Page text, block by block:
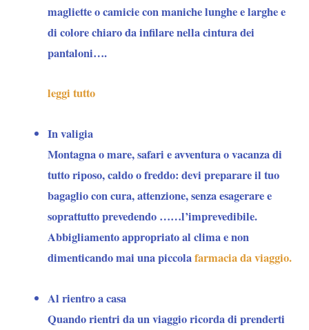
magliette o camicie con maniche lunghe e larghe e
di colore chiaro da infilare nella cintura dei
pantaloni….
leggi tutto
In valigia
Montagna o mare, safari e avventura o vacanza di
tutto riposo, caldo o freddo: devi preparare il tuo
bagaglio con cura, attenzione, senza esagerare e
soprattutto prevedendo ……l’imprevedibile.
Abbigliamento appropriato al clima e non
dimenticando mai una piccolafarmacia da viaggio.
Al rientro a casa
Quando rientri da un viaggio ricorda di prenderti